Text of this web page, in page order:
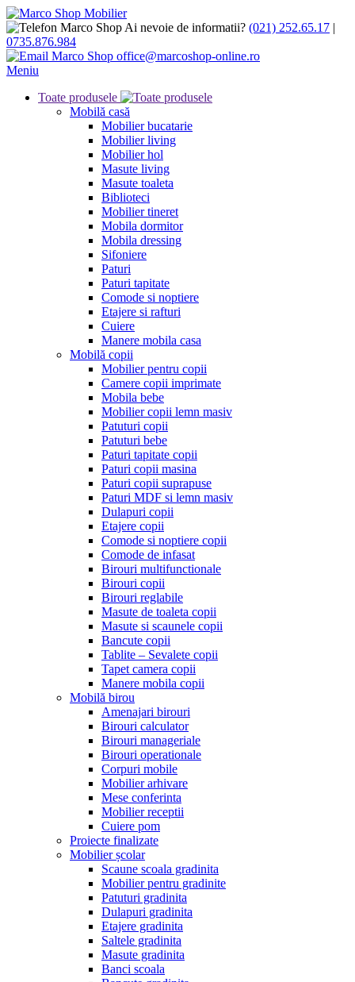
Ai nevoie de informatii? (021) 252.65.17 |
0735.876.984
office@marcoshop-online.ro
Meniu
Toate produsele
Mobilă casă
Mobilier bucatarie
Mobilier living
Mobilier hol
Masute living
Masute toaleta
Biblioteci
Mobilier tineret
Mobila dormitor
Mobila dressing
Sifoniere
Paturi
Paturi tapitate
Comode si noptiere
Etajere si rafturi
Cuiere
Manere mobila casa
Mobilă copii
Mobilier pentru copii
Camere copii imprimate
Mobila bebe
Mobilier copii lemn masiv
Patuturi copii
Patuturi bebe
Paturi tapitate copii
Paturi copii masina
Paturi copii suprapuse
Paturi MDF si lemn masiv
Dulapuri copii
Etajere copii
Comode si noptiere copii
Comode de infasat
Birouri multifunctionale
Birouri copii
Birouri reglabile
Masute de toaleta copii
Masute si scaunele copii
Bancute copii
Tablite – Sevalete copii
Tapet camera copii
Manere mobila copii
Mobilă birou
Amenajari birouri
Birouri calculator
Birouri manageriale
Birouri operationale
Corpuri mobile
Mobilier arhivare
Mese conferinta
Mobilier receptii
Cuiere pom
Proiecte finalizate
Mobilier școlar
Scaune scoala gradinita
Mobilier pentru gradinite
Patuturi gradinita
Dulapuri gradinita
Etajere gradinita
Saltele gradinita
Masute gradinita
Banci scoala